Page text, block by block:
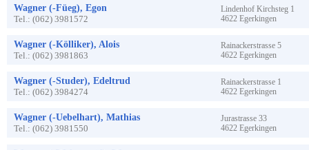
Wagner (-Füeg), Egon
Tel.: (062) 3981572
Lindenhof Kirchsteg 1
4622 Egerkingen
Wagner (-Kölliker), Alois
Tel.: (062) 3981863
Rainackerstrasse 5
4622 Egerkingen
Wagner (-Studer), Edeltrud
Tel.: (062) 3984274
Rainackerstrasse 1
4622 Egerkingen
Wagner (-Uebelhart), Mathias
Tel.: (062) 3981550
Jurastrasse 33
4622 Egerkingen